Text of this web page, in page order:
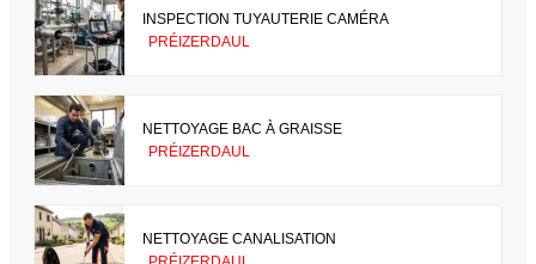
INSPECTION TUYAUTERIE CAMÉRA
PRÉIZERDAUL
NETTOYAGE BAC À GRAISSE
PRÉIZERDAUL
NETTOYAGE CANALISATION